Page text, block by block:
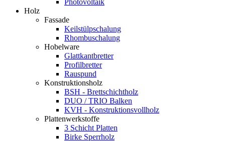
Photovoltaik
Holz
Fassade
Keilstülpschalung
Rhombuschalung
Hobelware
Glattkantbretter
Profilbretter
Rauspund
Konstruktionsholz
BSH - Brettschichtholz
DUO / TRIO Balken
KVH - Konstruktionsvollholz
Plattenwerkstoffe
3 Schicht Platten
Birke Sperrholz